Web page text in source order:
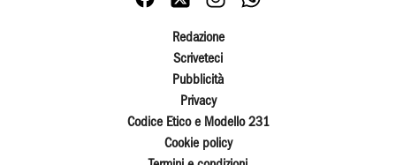
Redazione
Scriveteci
Pubblicità
Privacy
Codice Etico e Modello 231
Cookie policy